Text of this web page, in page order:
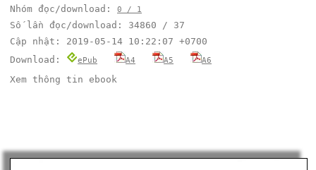
Nhóm đọc/download: 0 / 1
Số lần đọc/download: 34860 / 37
Cập nhật: 2019-05-14 10:22:07 +0700
Download:
ePub A4 A5 A6
Xem thông tin ebook